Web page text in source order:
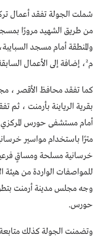
شملت الجولة تفقد أعمال
من طريق الشهيد مرورًا
م²، إضافة إلى الأعمال السابقة بشارع الكنيسة بأرمنت الحيط.
كما تفقد محافظ الأقصر ،
بقرية الرياينة بأرمنت ، ثم
مترًا باستخدام مواسير
خرسانية مسلحة ومساقٍ
للمواصفات الواردة من هيئة
وجه مجلس مدينة أرمنت
حورس.
وتضمنت الجولة كذلك